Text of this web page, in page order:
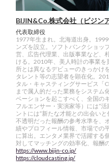
BIJIN&Co.株式会社（ビジ
代表取締役
1977年生まれ。北海道出身。
ンズを設立。ソフトバンクショッ
営、広告代理業、出版事業など、
ける。2010年、美人時計の事業
所とは異なるデビューのきっかけ
タレント等の志望者を顕在化。
タル・キャスティングサービス「
まで属人的だった業務をシステム
ベーションを起こすべく、全国の
フルエンサー・実演家等）には“
ントには“新たな才能との出会い
不透明だった報酬の参考水準を、
績やプロフィール情報、市場での
に算出。エンタメ業界で活躍する
対してマッチングの効率化、報酬
https://www.bijin-co.jp/
https://cloudcasting.jp/